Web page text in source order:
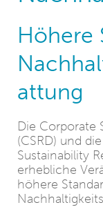
Höhere
attung
Die Corporate
(CSRD) und
Sustainability
erhebliche
höhere